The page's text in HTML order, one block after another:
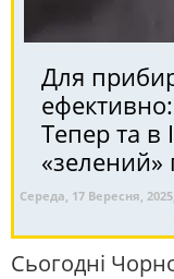
Для
Тепер та в
«зелений»
Середа, 17 Вересня,
Сьогодні